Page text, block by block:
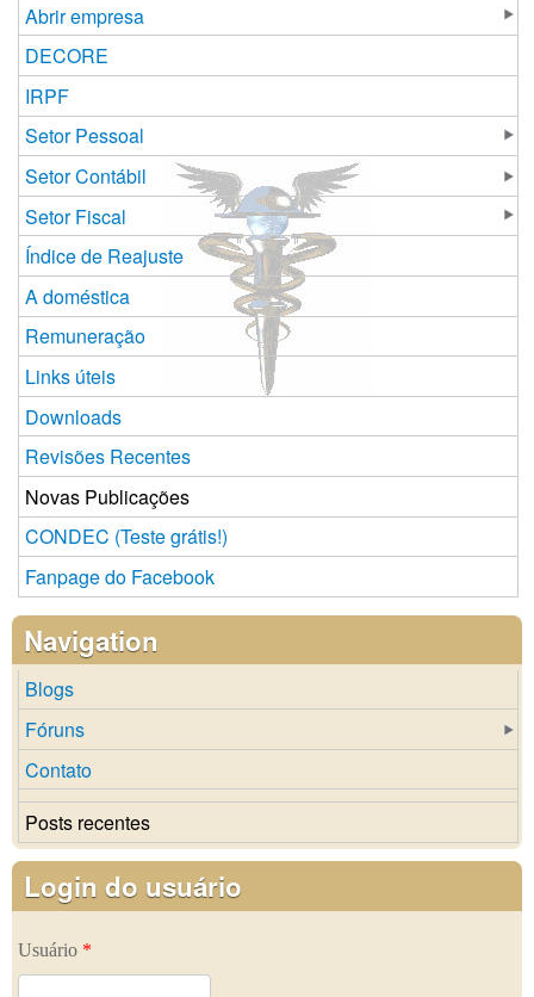
Abrir empresa
DECORE
IRPF
Setor Pessoal
Setor Contábil
Setor Fiscal
Índice de Reajuste
A doméstica
Remuneração
Links úteis
Downloads
Revisões Recentes
Novas Publicações
CONDEC (Teste grátis!)
Fanpage do Facebook
Navigation
Blogs
Fóruns
Contato
Posts recentes
Login do usuário
Usuário *